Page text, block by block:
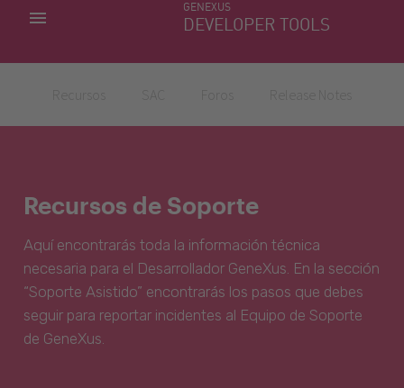
GENEXUS
DEVELOPER TOOLS
MIS APLICACIONES
Recursos de Soporte
Aquí encontrarás toda la información técnica
necesaria para el Desarrollador GeneXus. En la sección
“Soporte Asistido” encontrarás los pasos que debes
seguir para reportar incidentes al Equipo de Soporte
de GeneXus.